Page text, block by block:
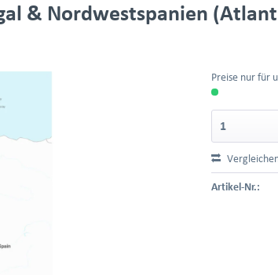
& Nordwestspanien
Preise nur für
Artikel-Nr.: